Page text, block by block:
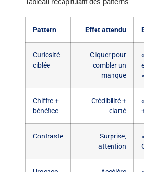
Pattern Effet attendu
Curiosité
ciblée
Cliquer pour
combler un
manque
»
Chiffre +
bénéfice
Crédibilité +
clarté
Contraste
Surprise,
attention